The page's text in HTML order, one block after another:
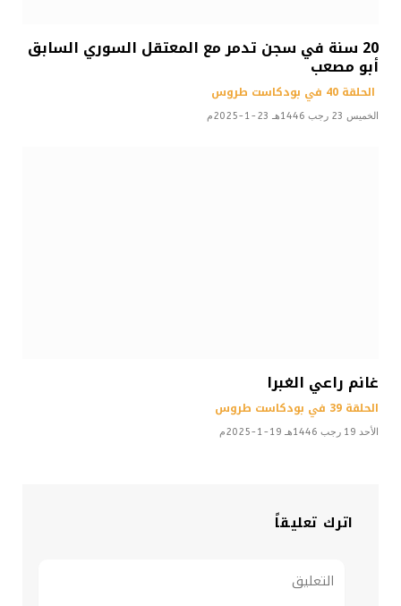
20 سنة في سجن تدمر مع المعتقل السوري السابق
أبو مصعب
الحلقة 40 في بودكاست طروس
الخميس 23 رجب 1446هـ 23-1-2025م
غانم راعي الغبرا
الحلقة 39 في بودكاست طروس
الأحد 19 رجب 1446هـ 19-1-2025م
اترك تعليقاً